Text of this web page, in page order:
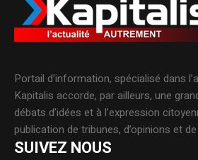
Portail d’information, spécialisé dans
Kapitalis accorde, par ailleurs, une
débats d’idées et à l’expression
publication de tribunes, d’opinions et
SUIVEZ NOUS